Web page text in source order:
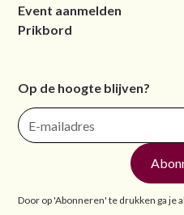
Event aanmelden
Prikbord
Op de hoogte blijven?
Door op 'Abonneren' te drukken ga je